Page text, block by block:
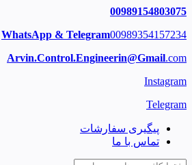
00989154803075
WhatsApp & Telegram00989354157234
Arvin.Control.Engineerin@Gmail.com
Instagram
Telegram
پیگیری سفارشات
تماس با ما